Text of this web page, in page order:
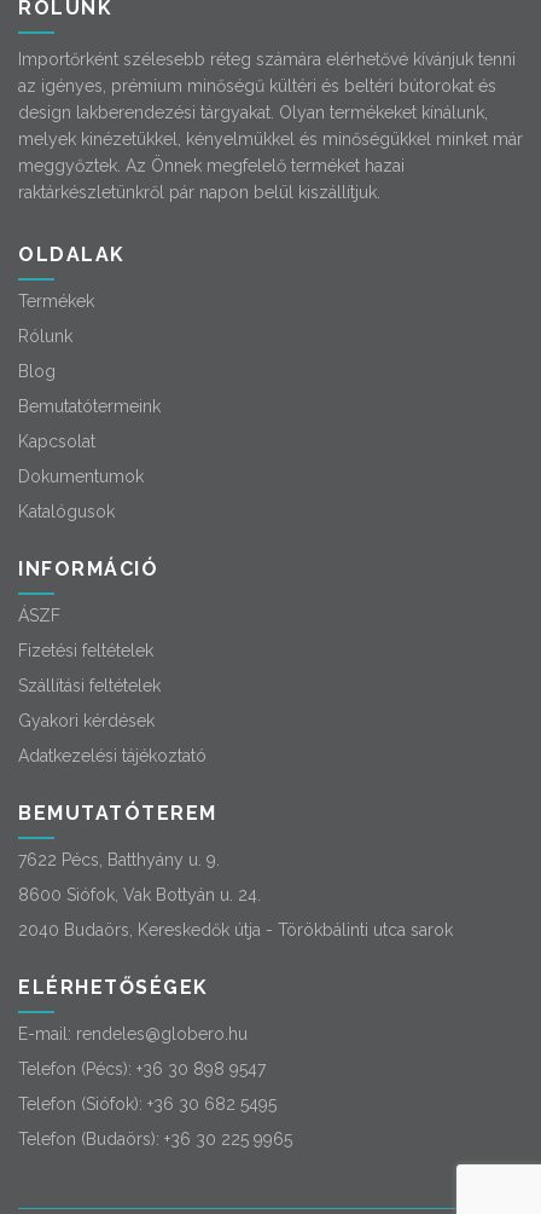
RÓLUNK
Importőrként szélesebb réteg számára elérhetővé kívánjuk tenni
az igényes, prémium minőségű kültéri és beltéri bútorokat és
design lakberendezési tárgyakat. Olyan termékeket kínálunk,
melyek kinézetükkel, kényelmükkel és minőségükkel minket már
meggyőztek. Az Önnek megfelelő terméket hazai
raktárkészletünkről pár napon belül kiszállítjuk.
OLDALAK
Termékek
Rólunk
Blog
Bemutatótermeink
Kapcsolat
Dokumentumok
Katalógusok
INFORMÁCIÓ
ÁSZF
Fizetési feltételek
Szállítási feltételek
Gyakori kérdések
Adatkezelési tájékoztató
BEMUTATÓTEREM
7622 Pécs, Batthyány u. 9.
8600 Siófok, Vak Bottyán u. 24.
2040 Budaörs, Kereskedők útja - Törökbálinti utca sarok
ELÉRHETŐSÉGEK
E-mail: rendeles@globero.hu
Telefon (Pécs): +36 30 898 9547
Telefon (Siófok): +36 30 682 5495
Telefon (Budaörs): +36 30 225 9965